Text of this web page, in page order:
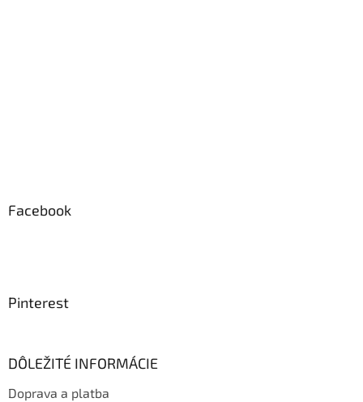
Facebook
Pinterest
DÔLEŽITÉ INFORMÁCIE
Doprava a platba